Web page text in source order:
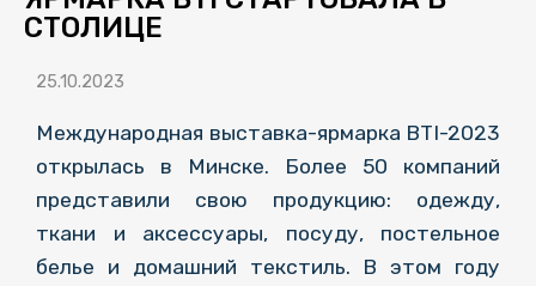
СТОЛИЦЕ
25.10.2023
Международная выставка-ярмарка BTI-2023
открылась в Минске. Более 50 компаний
представили свою продукцию: одежду,
ткани и аксессуары, посуду, постельное
белье и домашний текстиль. В этом году